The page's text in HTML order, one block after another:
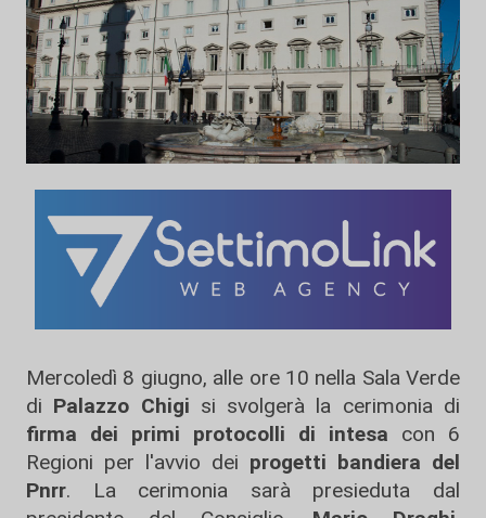
Mercoledì 8 giugno, alle ore 10 nella Sala Verde
di Palazzo Chigi si svolgerà la cerimonia di
firma dei primi protocolli di intesa con 6
Regioni per l'avvio dei progetti bandiera del
Pnrr. La cerimonia sarà presieduta dal